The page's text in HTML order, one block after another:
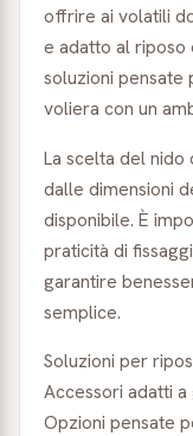
offrire ai volatili
e adatto al riposo
soluzioni pensate
voliera con un
La scelta del nido
dalle dimensioni
disponibile. È
praticità di
garantire
semplice.
Soluzioni per
Accessori adatti
Opzioni pensate